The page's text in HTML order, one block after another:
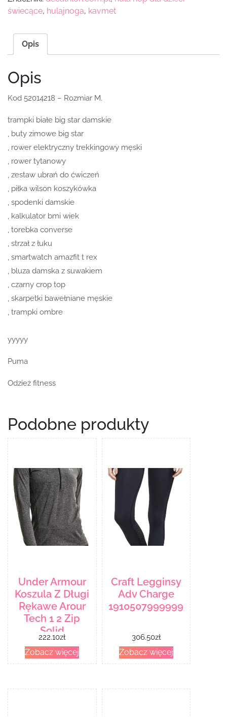
świecące, hulajnoga, kavmet
Opis
Opis
Kod 52014218 – Rozmiar M.
trampki białe big star damskie
, buty zimowe big star
, rower elektryczny trekkingowy męski
, rower tytanowy
, zestaw ubrań do ćwiczeń
, piłka wilson koszykówka
, spodenki damskie
, kalkulator bmi wiek
, torebka converse
, strzał z łuku
, smartwatch amazfit t rex
, bluza damska z suwakiem
, czarny crop top
, skarpetki bawełniane męskie
, trampki ombre
yyyyy
Puma
Odzież fitness
Podobne produkty
Under Armour
Koszula Z Długi
Rękawe Arour
Tech 1 2 Zip
Solid
1320126090
222.10zł
Zobacz więcej
Craft Legginsy
Adv Charge
1910507999999
306.50zł
Zobacz więcej